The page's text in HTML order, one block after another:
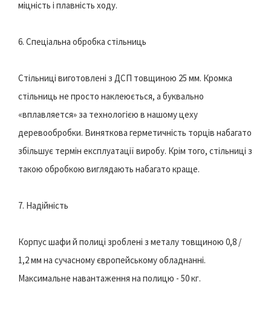
міцність і плавність ходу.
6. Спеціальна обробка стільниць
Стільниці виготовлені з ДСП товщиною 25 мм. Кромка
стільниць не просто наклеюється, а буквально
«вплавляется» за технологією в нашому цеху
деревообробки. Виняткова герметичність торців набагато
збільшує термін експлуатації виробу. Крім того, стільниці з
такою обробкою виглядають набагато краще.
7. Надійність
Корпус шафи й полиці зроблені з металу товщиною 0,8 /
1,2 мм на сучасному європейському обладнанні.
Максимальне навантаження на полицю - 50 кг.